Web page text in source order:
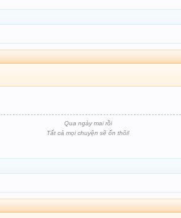
Qua ngày mai rồi
Tất cả mọi chuyện sẽ ổn thôi!